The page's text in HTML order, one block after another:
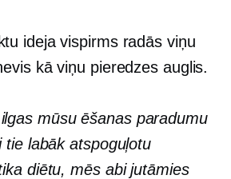
ideja vispirms radās viņu
kā viņu pieredzes auglis.
mūsu ēšanas paradumu
tie labāk atspoguļotu
diētu, mēs abi jutāmies